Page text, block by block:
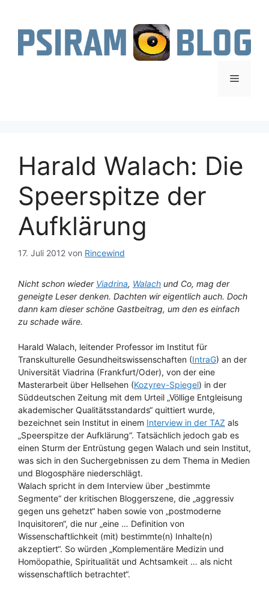
springen
Menü
Harald Walach: Die
Speerspitze der
Aufklärung
17. Juli 2012 von Rincewind
Nicht schon wieder Viadrina, Walach und Co, mag der
geneigte Leser denken. Dachten wir eigentlich auch. Doch
dann kam dieser schöne Gastbeitrag, um den es einfach
zu schade wäre.
Harald Walach, leitender Professor im Institut für
Transkulturelle Gesundheitswissenschaften (IntraG) an der
Universität Viadrina (Frankfurt/Oder), von der eine
Masterarbeit über Hellsehen (Kozyrev-Spiegel) in der
Süddeutschen Zeitung mit dem Urteil „Völlige Entgleisung
akademischer Qualitätsstandards“ quittiert wurde,
bezeichnet sein Institut in einem Interview in der TAZ als
„Speerspitze der Aufklärung“. Tatsächlich jedoch gab es
einen Sturm der Entrüstung gegen Walach und sein Institut,
was sich in den Suchergebnissen zu dem Thema in Medien
und Blogosphäre niederschlägt.
Walach spricht in dem Interview über „bestimmte
Segmente“ der kritischen Bloggerszene, die „aggressiv
gegen uns gehetzt“ haben sowie von „postmoderne
Inquisitoren“, die nur „eine … Definition von
Wissenschaftlichkeit (mit) bestimmte(n) Inhalte(n)
akzeptiert“. So würden „Komplementäre Medizin und
Homöopathie, Spiritualität und Achtsamkeit … als nicht
wissenschaftlich betrachtet“.